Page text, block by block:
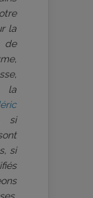
la
de
la
si
si